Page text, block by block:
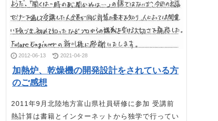
2012-06-13 2021-04-28
加熱炉、乾燥機の開発設計をされている方
のご感想
2011年9月北陸地方富山県社員研修に参加 受講前
熱計算は書籍とインターネットから独学で行ってい